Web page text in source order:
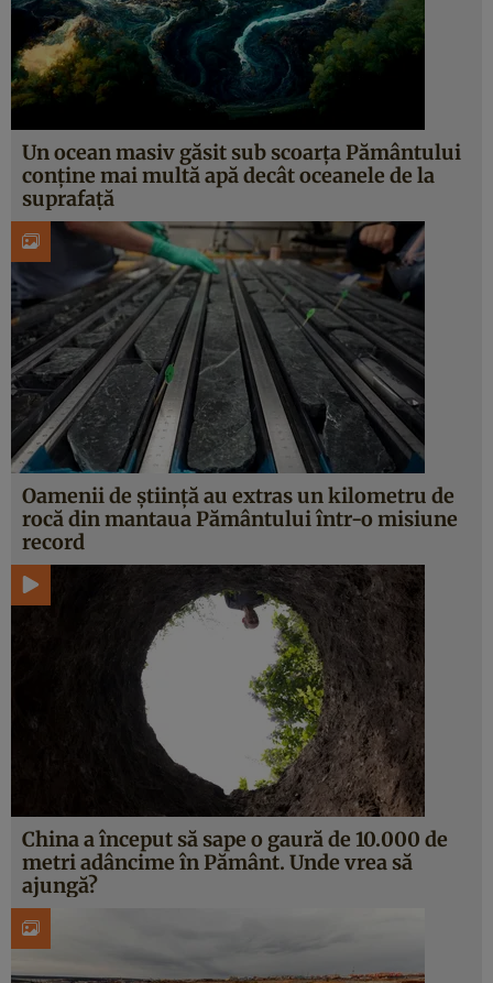
Un ocean masiv găsit sub scoarța Pământului
conține mai multă apă decât oceanele de la
suprafață
Oamenii de știință au extras un kilometru de
rocă din mantaua Pământului într-o misiune
record
China a început să sape o gaură de 10.000 de
metri adâncime în Pământ. Unde vrea să
ajungă?